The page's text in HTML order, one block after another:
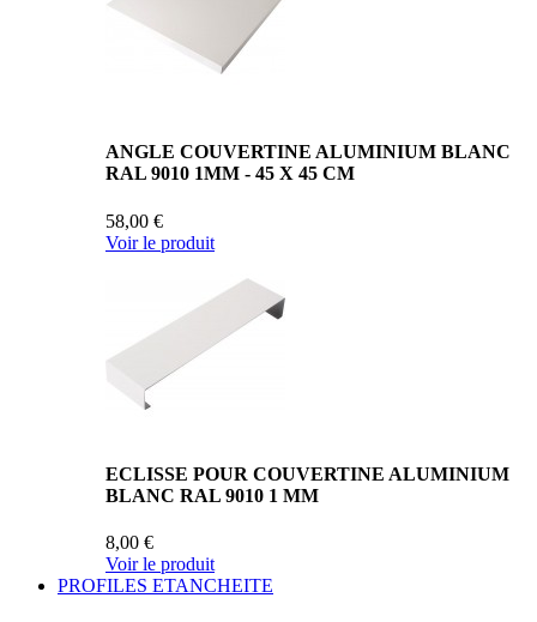
ANGLE COUVERTINE ALUMINIUM BLANC
RAL 9010 1MM - 45 X 45 CM
58,00 €
Voir le produit
ECLISSE POUR COUVERTINE ALUMINIUM
BLANC RAL 9010 1 MM
8,00 €
Voir le produit
PROFILES ETANCHEITE